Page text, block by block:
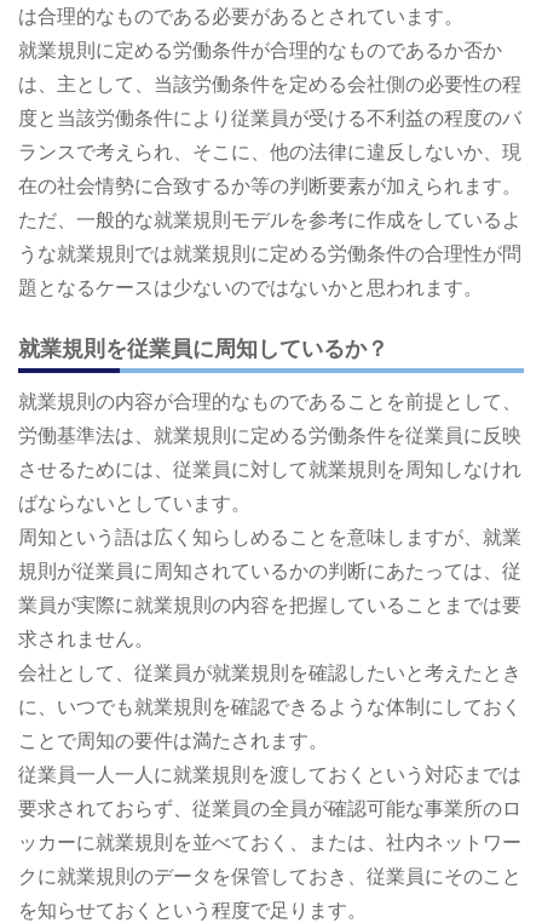
は合理的なものである必要があるとされています。
就業規則に定める労働条件が合理的なものであるか否か
は、主として、当該労働条件を定める会社側の必要性の程
度と当該労働条件により従業員が受ける不利益の程度のバ
ランスで考えられ、そこに、他の法律に違反しないか、現
在の社会情勢に合致するか等の判断要素が加えられます。
ただ、一般的な就業規則モデルを参考に作成をしているよ
うな就業規則では就業規則に定める労働条件の合理性が問
題となるケースは少ないのではないかと思われます。
就業規則を従業員に周知しているか？
就業規則の内容が合理的なものであることを前提として、
労働基準法は、就業規則に定める労働条件を従業員に反映
させるためには、従業員に対して就業規則を周知しなけれ
ばならないとしています。
周知という語は広く知らしめることを意味しますが、就業
規則が従業員に周知されているかの判断にあたっては、従
業員が実際に就業規則の内容を把握していることまでは要
求されません。
会社として、従業員が就業規則を確認したいと考えたとき
に、いつでも就業規則を確認できるような体制にしておく
ことで周知の要件は満たされます。
従業員一人一人に就業規則を渡しておくという対応までは
要求されておらず、従業員の全員が確認可能な事業所のロ
ッカーに就業規則を並べておく、または、社内ネットワー
クに就業規則のデータを保管しておき、従業員にそのこと
を知らせておくという程度で足ります。